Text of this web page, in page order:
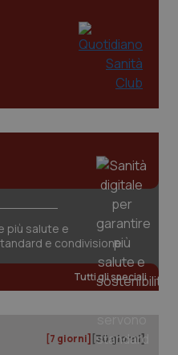
più salute e
e condivisione
Tutti gli speciali
[7 giorni] [30 giorni]
www.quotidianosanita.it
2
www.quotidianosanita.it
2
Google LLC